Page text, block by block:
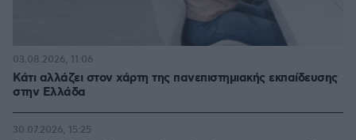
Κάτι αλλάζει στον χάρτη της πανεπιστημιακής εκπαίδευσης
στην Ελλάδα
03.08.2026, 11:06
30.07.2026, 15:25